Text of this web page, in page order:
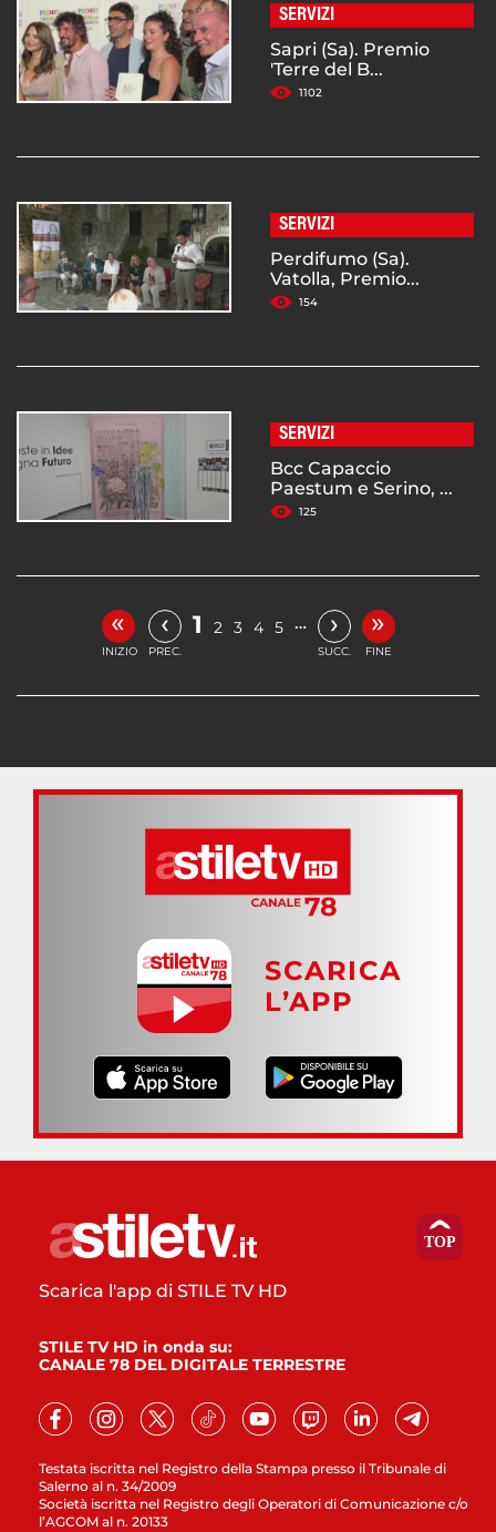
SERVIZI
Sapri (Sa). Premio
'Terre del B...
1102
SERVIZI
Perdifumo (Sa).
Vatolla, Premio...
154
SERVIZI
Bcc Capaccio
Paestum e Serino, ...
125
«
INIZIO
‹
PREC.
1 2 3 4 5 … ›
SUCC.
»
FINE
SCARICA
L’APP
Testata iscritta nel Registro della Stampa presso il Tribunale di
Salerno al n. 34/2009
Società iscritta nel Registro degli Operatori di Comunicazione c/o
l’AGCOM al n. 20133
Scarica l'app di STILE TV HD
STILE TV HD in onda su:
CANALE 78 DEL DIGITALE TERRESTRE